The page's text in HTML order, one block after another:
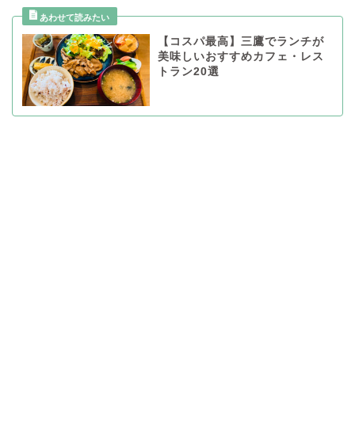
【コスパ最高】三鷹でランチが
美味しいおすすめカフェ・レス
トラン20選